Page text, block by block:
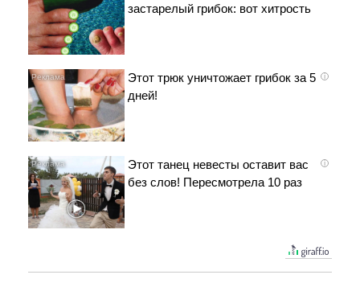
застарелый грибок: вот хитрость
i
Этот трюк уничтожает грибок за 5
дней!
i
Этот танец невесты оставит вас
без слов! Пересмотрела 10 раз